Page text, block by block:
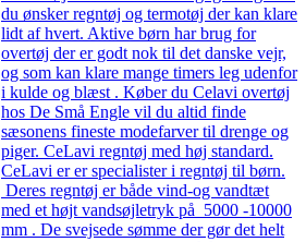
du ønsker regntøj og termotøj der kan klare
lidt af hvert. Aktive børn har brug for
overtøj der er godt nok til det danske vejr,
og som kan klare mange timers leg udenfor
i kulde og blæst . Køber du Celavi overtøj
hos De Små Engle vil du altid finde
sæsonens fineste modefarver til drenge og
piger. CeLavi regntøj med høj standard.
CeLavi er er specialister i regntøj til børn.
Deres regntøj er både vind-og vandtæt
med et højt vandsøjletryk på 5000 -10000
mm . De svejsede sømme der gør det helt